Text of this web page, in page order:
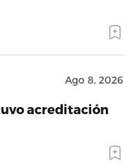
Ago 8, 2026
acreditación